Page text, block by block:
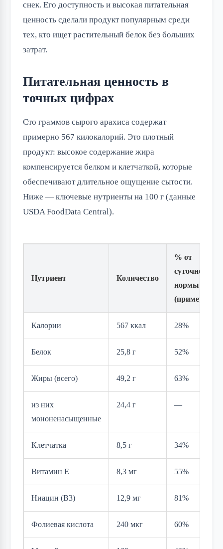
снек. Его доступность и высокая питательная
ценность сделали продукт популярным среди
тех, кто ищет растительный белок без больших
затрат.
Питательная ценность в
точных цифрах
Сто граммов сырого арахиса содержат
примерно 567 килокалорий. Это плотный
продукт: высокое содержание жира
компенсируется белком и клетчаткой, которые
обеспечивают длительное ощущение сытости.
Ниже — ключевые нутриенты на 100 г (данные
USDA FoodData Central).
Нутриент Количество
% от
суточной
нормы
(примерно)
Калории 567 ккал 28%
Белок 25,8 г 52%
Жиры (всего) 49,2 г 63%
из них
мононенасыщенные
24,4 г —
Клетчатка 8,5 г 34%
Витамин E 8,3 мг 55%
Ниацин (B3) 12,9 мг 81%
Фолиевая кислота 240 мкг 60%